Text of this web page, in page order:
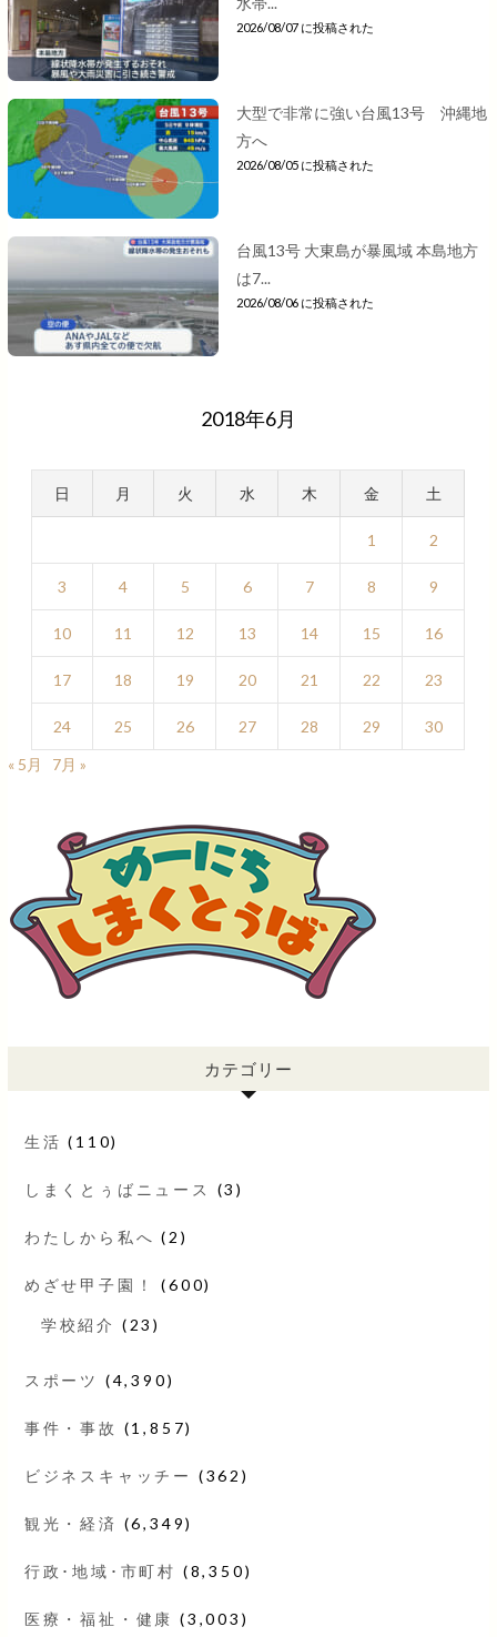
2026/08/07 に投稿された
大型で非常に強い台風13号 沖縄地
方へ
2026/08/05 に投稿された
台風13号 大東島が暴風域 本島地方
は7...
2026/08/06 に投稿された
2018年6月
日 月 火 水 木 金 土
1 2
3 4 5 6 7 8 9
10 11 12 13 14 15 16
17 18 19 20 21 22 23
24 25 26 27 28 29
30
« 5月
7月 »
カテゴリー
生活 (110)
しまくとぅばニュース (3)
わたしから私へ (2)
めざせ甲子園！ (600)
学校紹介 (23)
スポーツ (4,390)
事件・事故 (1,857)
ビジネスキャッチー (362)
観光・経済 (6,349)
行政･地域･市町村 (8,350)
医療・福祉・健康 (3,003)